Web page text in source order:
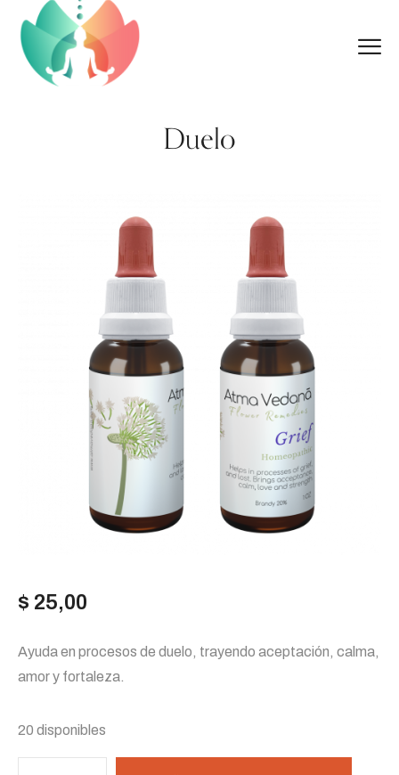
Duelo
$ 25,00
Ayuda en procesos de duelo, trayendo aceptación, calma,
amor y fortaleza.
20 disponibles